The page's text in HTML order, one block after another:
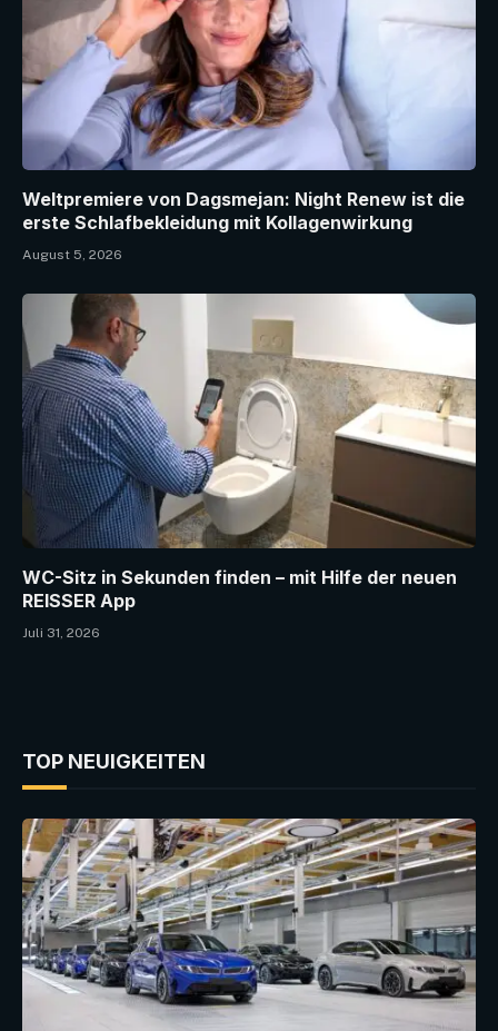
Weltpremiere von Dagsmejan: Night Renew ist die
erste Schlafbekleidung mit Kollagenwirkung
August 5, 2026
WC-Sitz in Sekunden finden – mit Hilfe der neuen
REISSER App
Juli 31, 2026
TOP NEUIGKEITEN